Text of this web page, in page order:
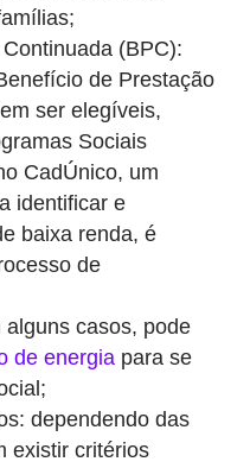
(BPC):
de Prestação
ser elegíveis,
Sociais
CadÚnico, um
identificar e
baixa renda, é
de
casos, pode
de energia para se
dependendo das
existir critérios